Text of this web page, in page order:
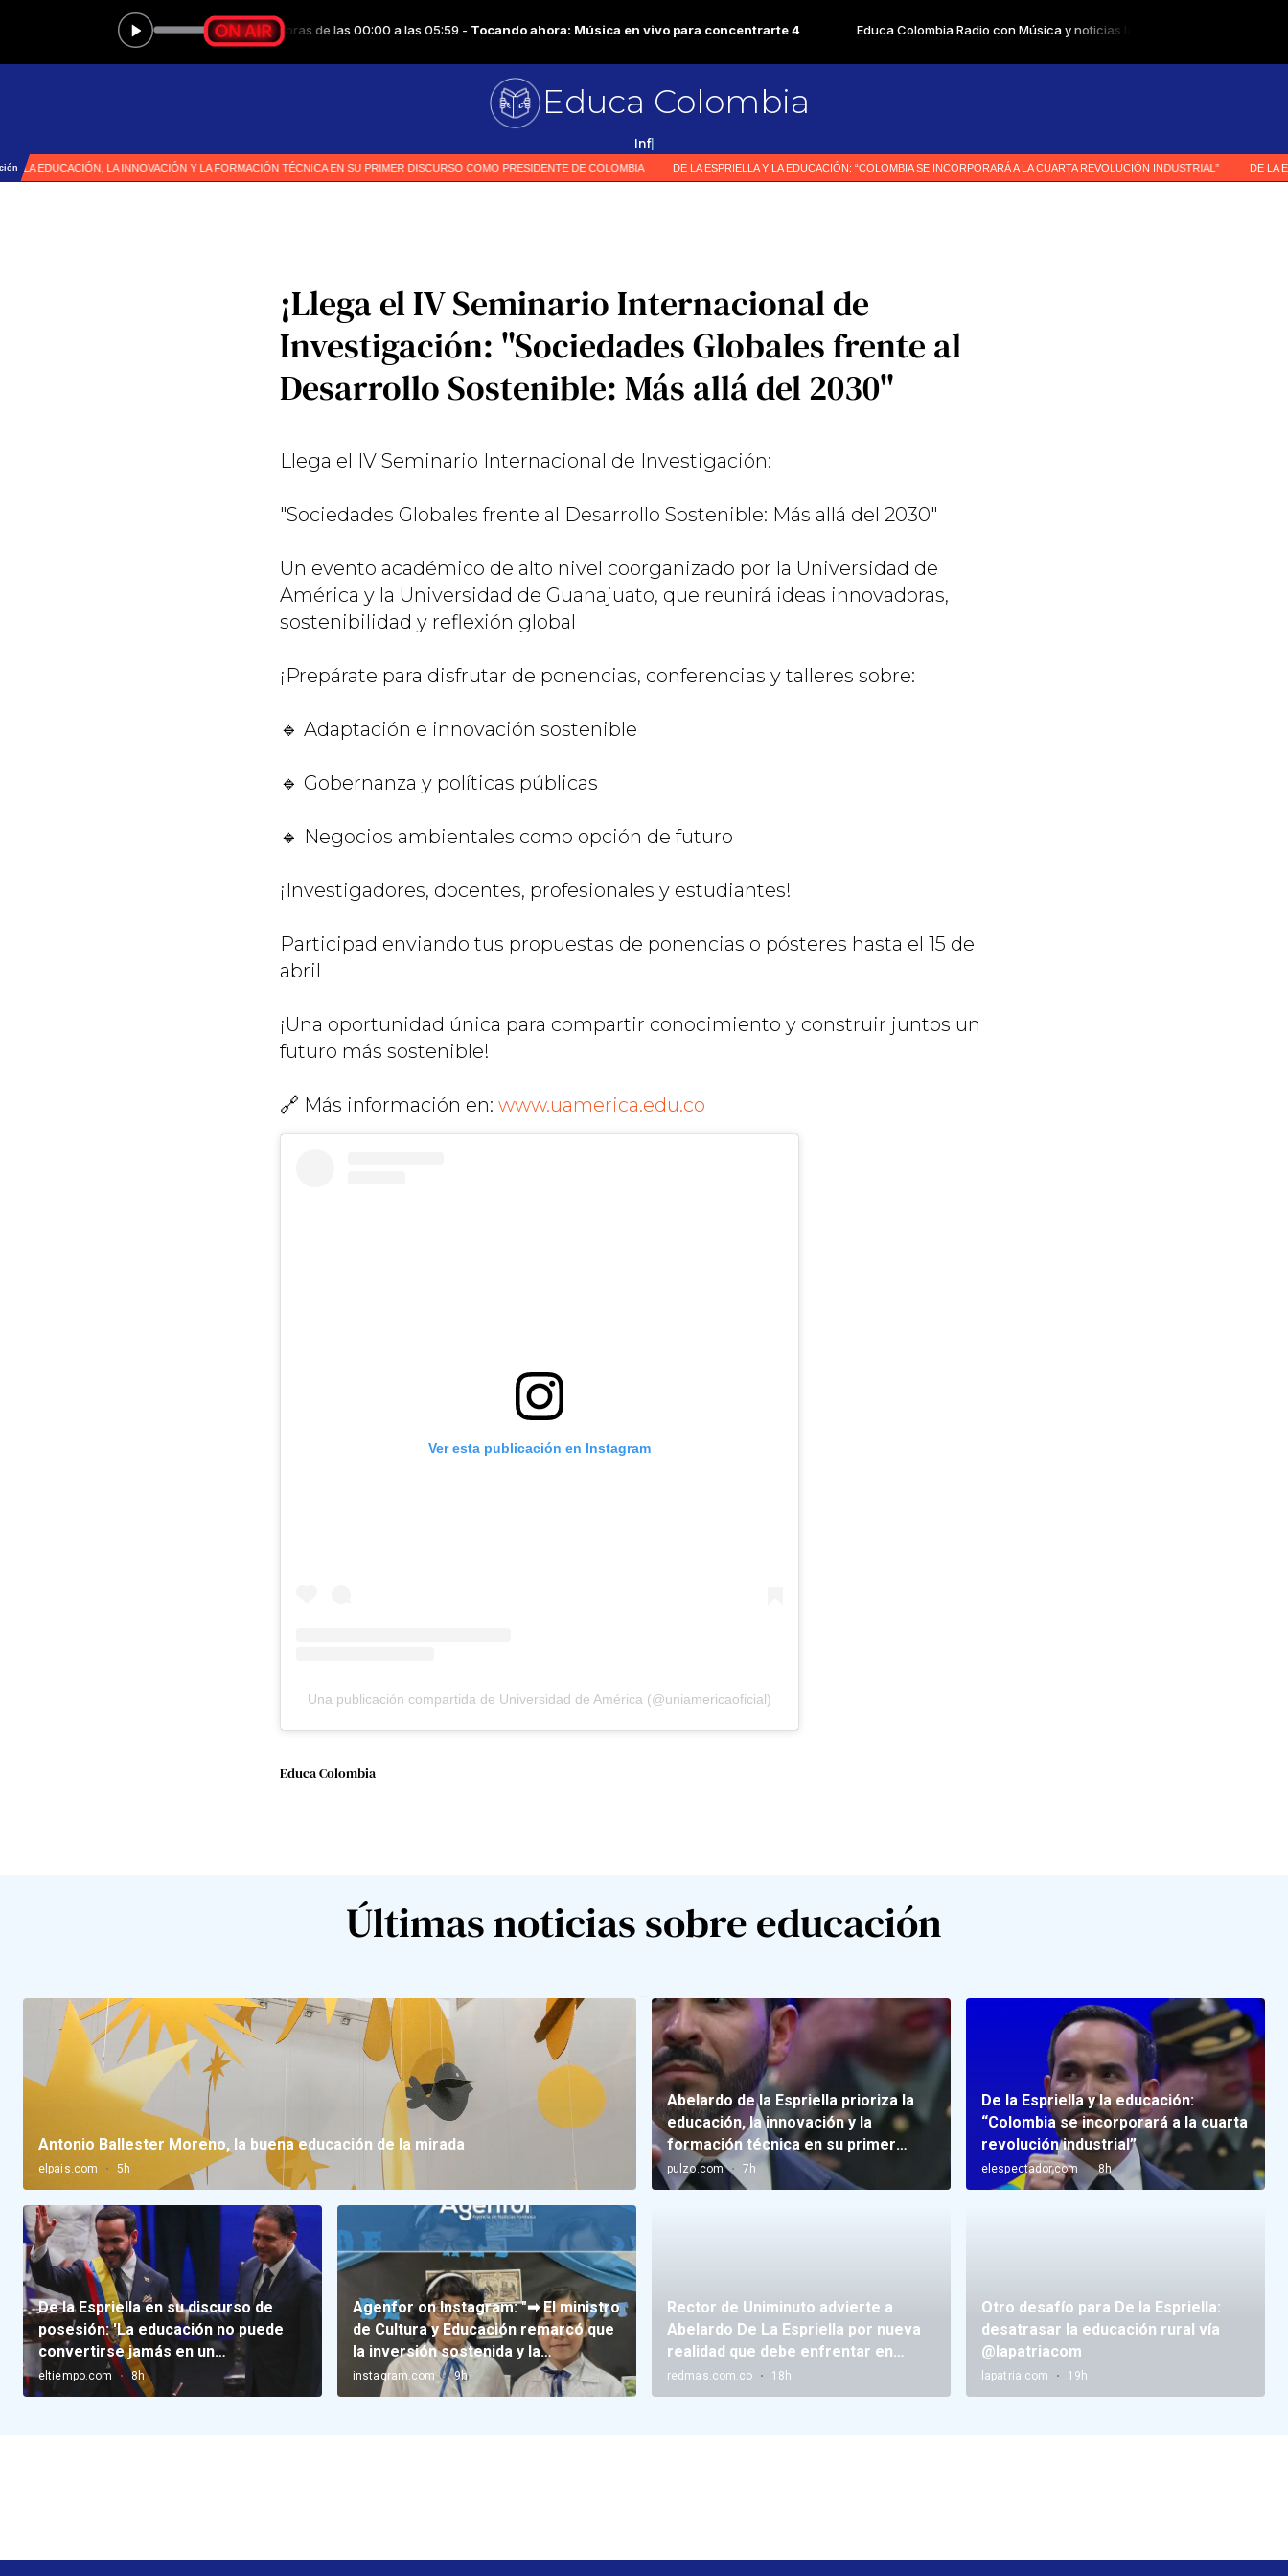
Educa Colombia
|
¡Llega el IV Seminario Internacional de
Investigación: "Sociedades Globales frente al
Desarrollo Sostenible: Más allá del 2030"
Llega el IV Seminario Internacional de Investigación:
"Sociedades Globales frente al Desarrollo Sostenible: Más allá del 2030"
Un evento académico de alto nivel coorganizado por la Universidad de
América y la Universidad de Guanajuato, que reunirá ideas innovadoras,
sostenibilidad y reflexión global
¡Prepárate para disfrutar de ponencias, conferencias y talleres sobre:
🔹 Adaptación e innovación sostenible
🔹 Gobernanza y políticas públicas
🔹 Negocios ambientales como opción de futuro
¡Investigadores, docentes, profesionales y estudiantes!
Participad enviando tus propuestas de ponencias o pósteres hasta el 15 de
abril
¡Una oportunidad única para compartir conocimiento y construir juntos un
futuro más sostenible!
🔗 Más información en: www.uamerica.edu.co
Ver esta publicación en Instagram
Una publicación compartida de Universidad de América (@uniamericaoficial)
Educa Colombia
Últimas noticias sobre educación